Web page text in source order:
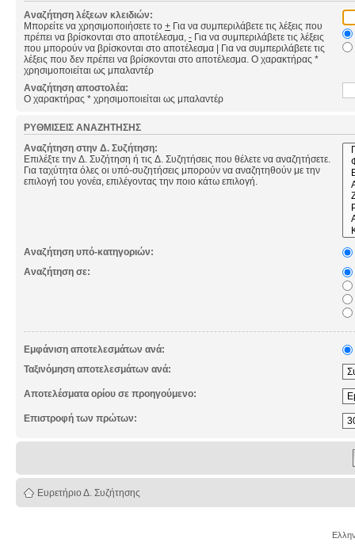
Αναζήτηση λέξεων κλειδιών:
Μπορείτε να χρησιμοποιήσετε το + Για να συμπεριλάβετε τις λέξεις που
πρέπει να βρίσκονται στο αποτέλεσμα, - Για να συμπεριλάβετε τις λέξεις
που μπορούν να βρίσκονται στο αποτέλεσμα | Για να συμπεριλάβετε τις
λέξεις που δεν πρέπει να βρίσκονται στο αποτέλεσμα. Ο χαρακτήρας *
χρησιμοποιείται ως μπαλαντέρ
Αναζήτηση αποστολέα:
Ο χαρακτήρας * χρησιμοποιείται ως μπαλαντέρ
ΡΥΘΜΊΣΕΙΣ ΑΝΑΖΉΤΗΣΗΣ
Αναζήτηση στην Δ. Συζήτηση:
Επιλέξτε την Δ. Συζήτηση ή τις Δ. Συζητήσεις που θέλετε να αναζητήσετε.
Για ταχύτητα όλες οι υπό-συζητήσεις μπορούν να αναζητηθούν με την
επιλογή του γονέα, επιλέγοντας την ποιο κάτω επιλογή.
Αναζήτηση υπό-κατηγοριών:
Αναζήτηση σε:
Εμφάνιση αποτελεσμάτων ανά:
Ταξινόμηση αποτελεσμάτων ανά:
Αποτελέσματα ορίου σε προηγούμενο:
Επιστροφή των πρώτων:
Ευρετήριο Δ. Συζήτησης